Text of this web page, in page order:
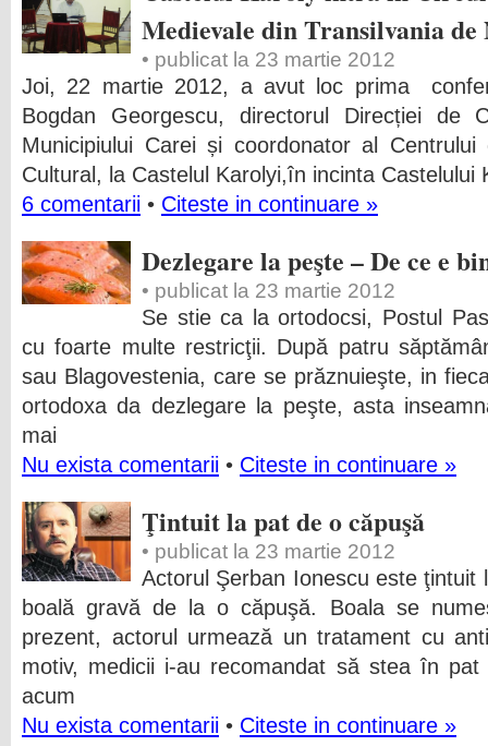
Medievale din Transilvania de
• publicat la 23 martie 2012
Joi, 22 martie 2012, a avut loc prima
Bogdan Georgescu, directorul Direcției de
Municipiului Carei și coordonator al
Cultural, la Castelul Karolyi,în incinta Castelului
6 comentarii • Citeste in continuare »
Dezlegare la peşte – De ce e
• publicat la 23 martie 2012
Se stie ca la ortodocsi, Postul
cu foarte multe restricţii. După patru
sau Blagovestenia, care se prăznuieşte, in
ortodoxa da dezlegare la peşte, asta
mai
Nu exista comentarii • Citeste in continuare »
Ţintuit la pat de o căpuşă
• publicat la 23 martie 2012
Actorul Şerban Ionescu este
boală gravă de la o căpuşă. Boala se
prezent, actorul urmează un tratament cu
motiv, medicii i-au recomandat să stea în
acum
Nu exista comentarii • Citeste in continuare »